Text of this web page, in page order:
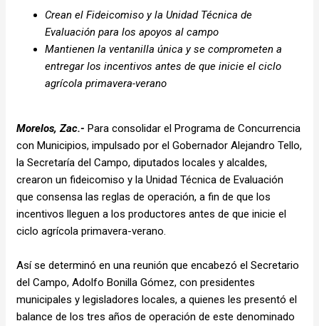
Crean el Fideicomiso y la Unidad Técnica de
Evaluación para los apoyos al campo
Mantienen la ventanilla única y se comprometen a
entregar los incentivos antes de que inicie el ciclo
agrícola primavera-verano
Morelos, Zac.- Para consolidar el Programa de Concurrencia
con Municipios, impulsado por el Gobernador Alejandro Tello,
la Secretaría del Campo, diputados locales y alcaldes,
crearon un fideicomiso y la Unidad Técnica de Evaluación
que consensa las reglas de operación, a fin de que los
incentivos lleguen a los productores antes de que inicie el
ciclo agrícola primavera-verano.
Así se determinó en una reunión que encabezó el Secretario
del Campo, Adolfo Bonilla Gómez, con presidentes
municipales y legisladores locales, a quienes les presentó el
balance de los tres años de operación de este denominado